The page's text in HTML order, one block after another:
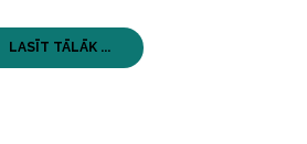
LASĪT TĀLĀK ...